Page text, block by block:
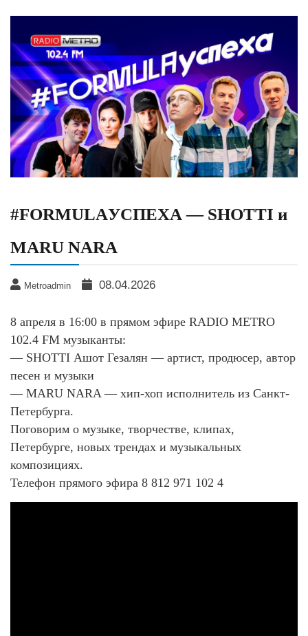
#FORMULAУСПЕХА — SHOTTI и
MARU NARA
Metroadmin 08.04.2026
8 апреля в 16:00 в прямом эфире RADIO METRO
102.4 FM музыканты:
— SHOTTI Ашот Гезалян — артист, продюсер, автор
песен и музыки
— MARU NARA — хип-хоп исполнитель из Санкт-
Петербурга.
Поговорим о музыке, творчестве, клипах,
Петербурге, новых трендах и музыкальных
композициях.
Телефон прямого эфира 8 812 971 102 4